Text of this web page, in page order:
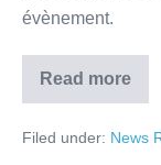
évènement.
Read more
Filed under: News